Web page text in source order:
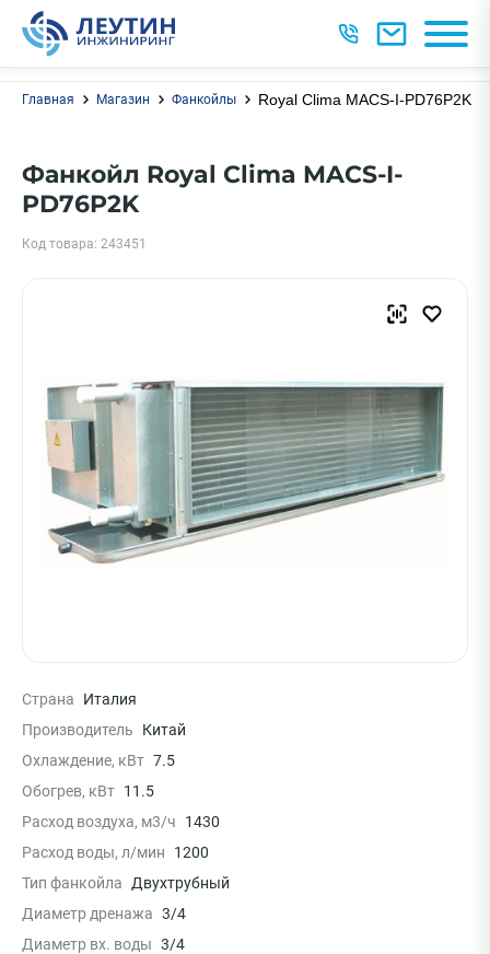
Главная Магазин Фанкойлы Royal Clima MACS-I-PD76P2K
Фанкойл Royal Clima MACS-I-
PD76P2K
Код товара: 243451
Страна
Италия
Производитель
Китай
Охлаждение, кВт 7.5
Обогрев, кВт 11.5
Расход воздуха, м3/ч
1430
Расход воды, л/мин
1200
Тип фанкойла
Двухтрубный
Диаметр дренажа 3/4
Диаметр вх. воды 3/4